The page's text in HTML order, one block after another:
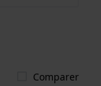
Comparer